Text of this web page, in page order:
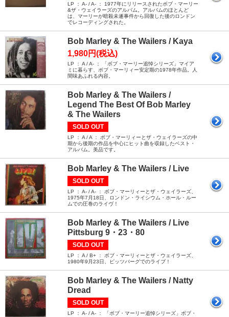
LP ： A- / A- ： 1977年にリリースされたボブ・マーリー
&ザ・ウェイラーズのアルバム。アルバムのほとんど
は、マーリーが暗殺未遂事件から回復した後のロンドン
でレコーディングされた。
Bob Marley & The Wailers / Kaya
1,980円(税込)
LP ： A / A- ： 「ボブ・マーリー追悼シリーズ」マイア
ミに暮らす、ボブ・マーリィー安定期の1978年作品。人
間味あふれる内容。
Bob Marley & The Wailers /
Legend The Best Of Bob Marley
& The Wailers
SOLD OUT
LP ： A / A ： ボブ・マーリィーとザ・ウェイラーズの中
期から後期の作品を中心にヒット曲を収録したベスト・
アルバム。美品です。
Bob Marley & The Wailers / Live
SOLD OUT
LP ： A- / A- ： ボブ・マーリィーとザ・ウェイラーズ、
1975年7月18日、ロンドン・ライシウム・ホール・ルー
ムでの圧巻のライヴ！
Bob Marley & The Wailers / Live
Pittsburg 9・23・80
SOLD OUT
LP ： A / B+ ： ボブ・マーリィーとザ・ウェイラーズ、
1980年9月23日、ピッツバーグでのライブ！
Bob Marley & The Wailers / Natty
Dread
SOLD OUT
LP ： A- / A- ： 「ボブ・マーリー追悼シリーズ」ボブ・